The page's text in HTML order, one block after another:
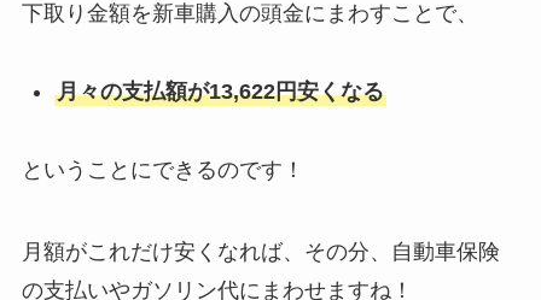
下取り金額を新車購入の頭金にまわすことで、
月々の支払額が13,622円安くなる
ということにできるのです！
月額がこれだけ安くなれば、その分、自動車保険
の支払いやガソリン代にまわせますね！